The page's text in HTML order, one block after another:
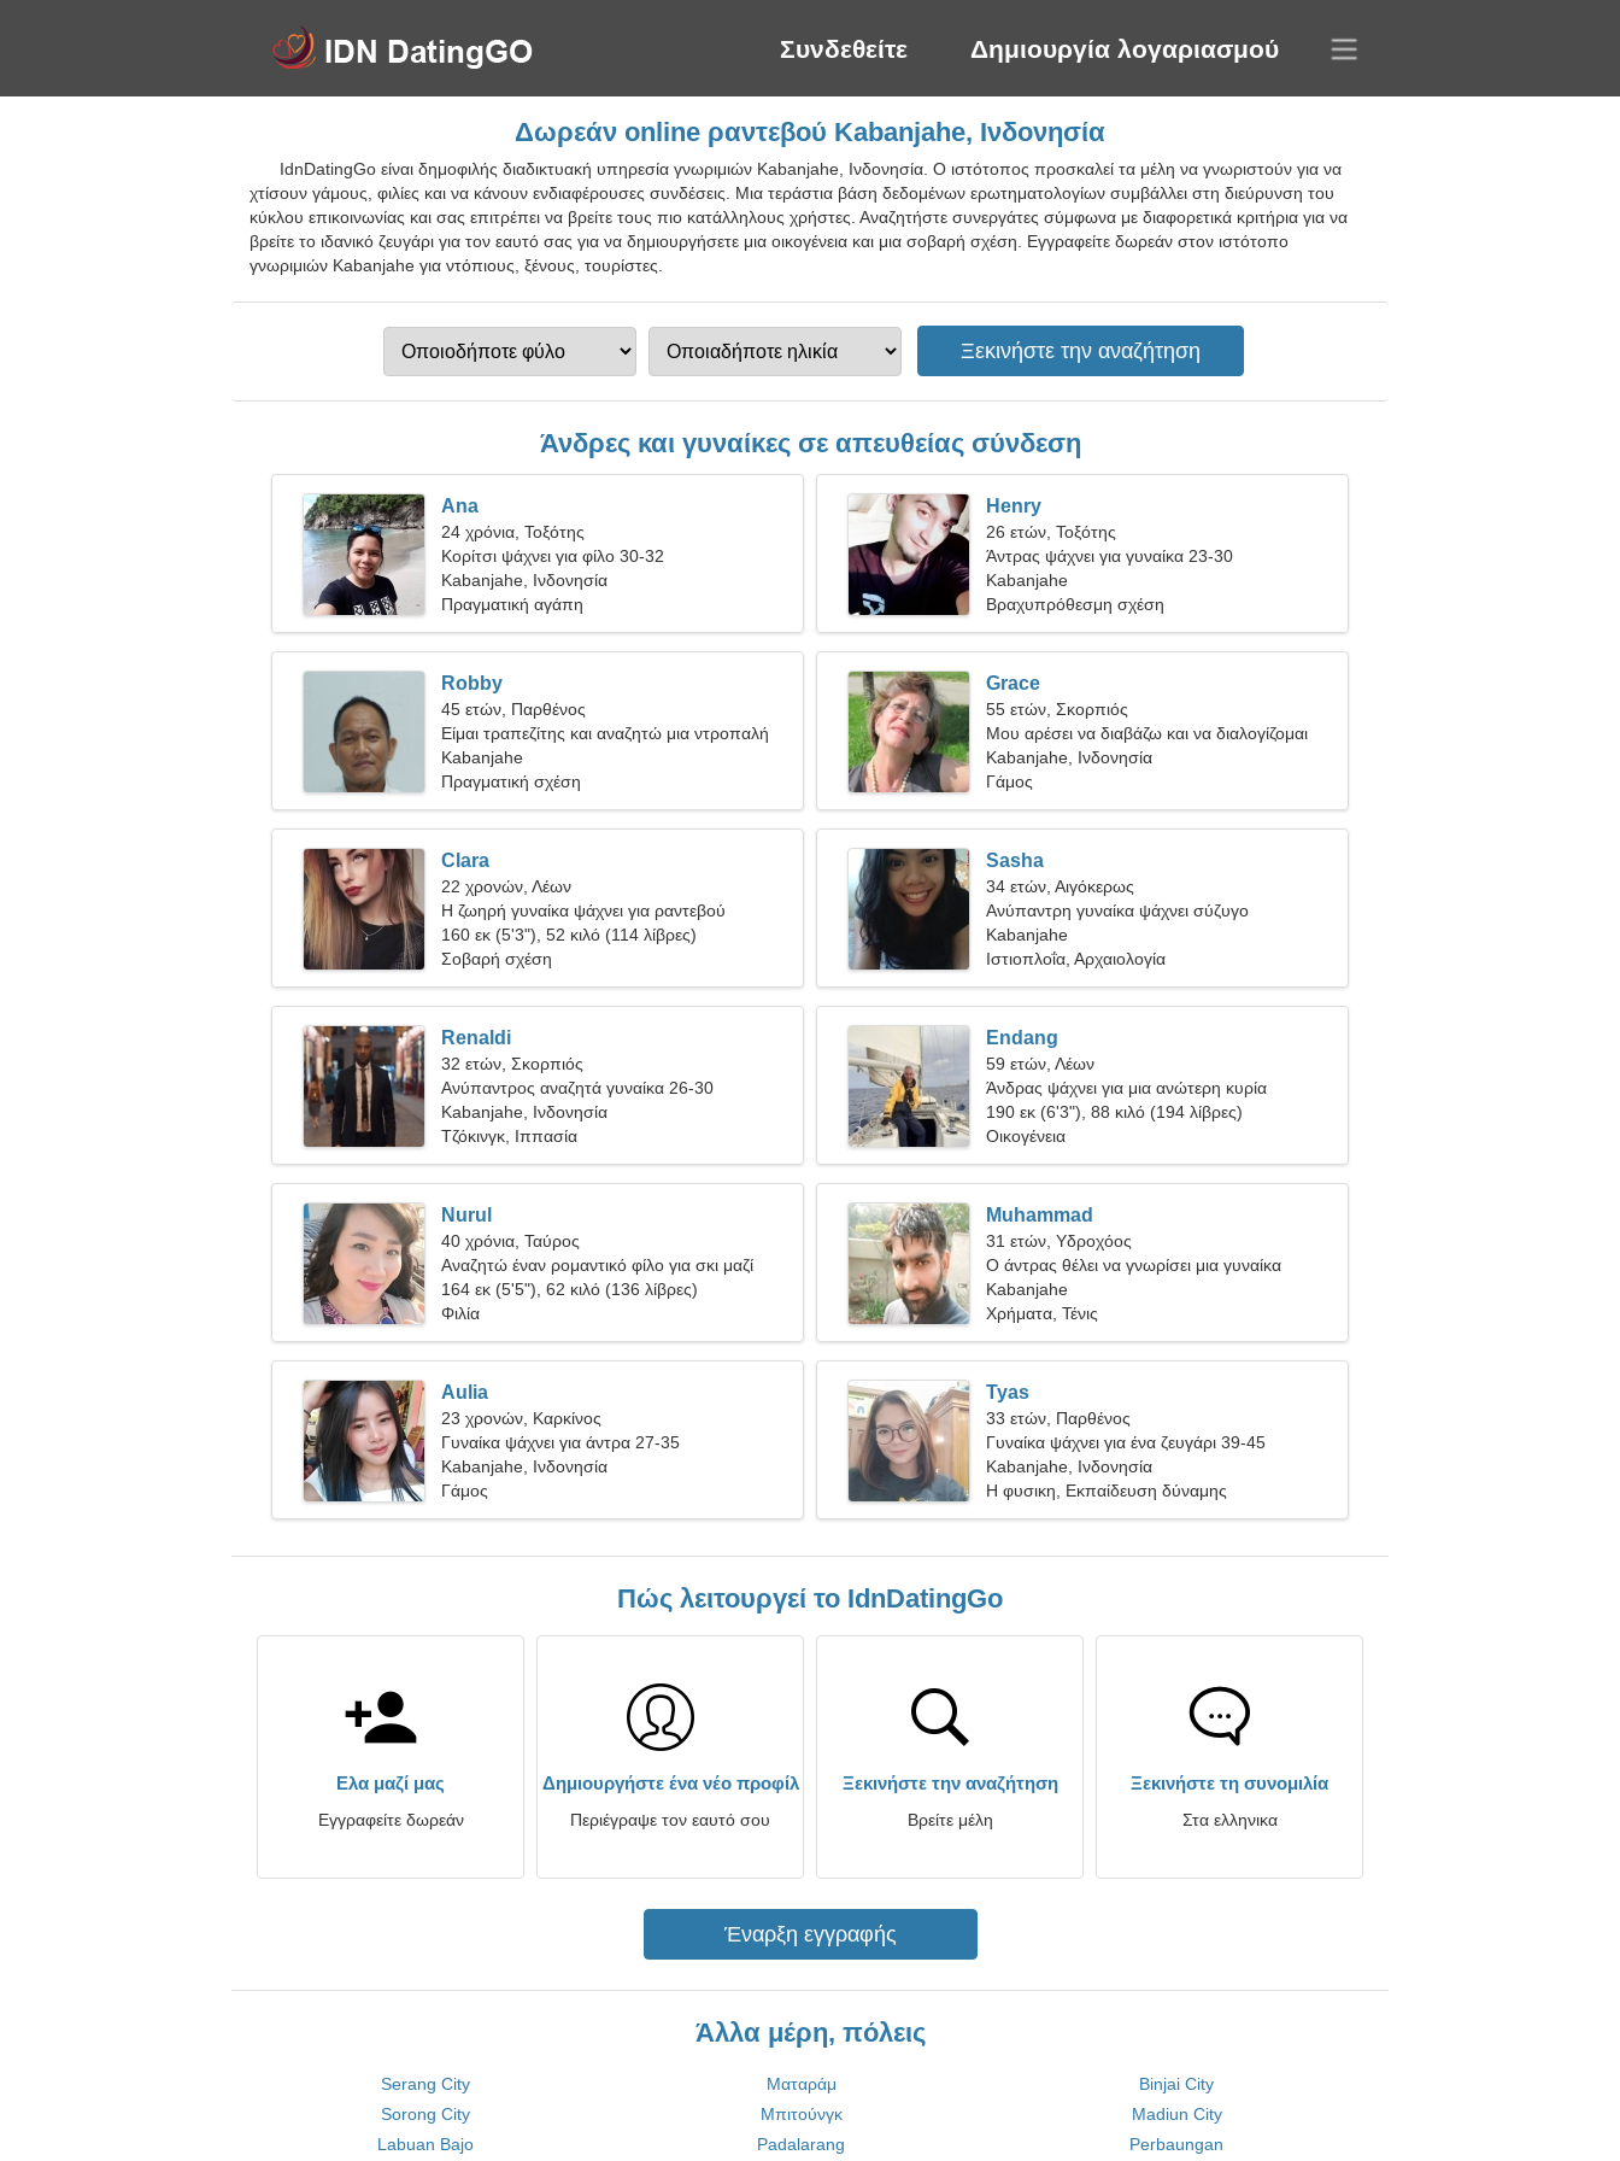
Συνδεθείτε Δημιουργία λογαριασμού
Δωρεάν online ραντεβού Kabanjahe, Ινδονησία
IdnDatingGo είναι δημοφιλής διαδικτυακή υπηρεσία γνωριμιών Kabanjahe, Ινδονησία. Ο ιστότοπος προσκαλεί τα μέλη να γνωριστούν για να
χτίσουν γάμους, φιλίες και να κάνουν ενδιαφέρουσες συνδέσεις. Μια τεράστια βάση δεδομένων ερωτηματολογίων συμβάλλει στη διεύρυνση του
κύκλου επικοινωνίας και σας επιτρέπει να βρείτε τους πιο κατάλληλους χρήστες. Αναζητήστε συνεργάτες σύμφωνα με διαφορετικά κριτήρια για να
βρείτε το ιδανικό ζευγάρι για τον εαυτό σας για να δημιουργήσετε μια οικογένεια και μια σοβαρή σχέση. Εγγραφείτε δωρεάν στον ιστότοπο
γνωριμιών Kabanjahe για ντόπιους, ξένους, τουρίστες.
Άνδρες και γυναίκες σε απευθείας σύνδεση
Ana
24 χρόνια, Τοξότης
Κορίτσι ψάχνει για φίλο 30-32
Kabanjahe, Ινδονησία
Πραγματική αγάπη
Henry
26 ετών, Τοξότης
Άντρας ψάχνει για γυναίκα 23-30
Kabanjahe
Βραχυπρόθεσμη σχέση
Robby
45 ετών, Παρθένος
Είμαι τραπεζίτης και αναζητώ μια ντροπαλή
γυναίκα
Kabanjahe
Πραγματική σχέση
Grace
55 ετών, Σκορπιός
Μου αρέσει να διαβάζω και να διαλογίζομαι
Kabanjahe, Ινδονησία
Γάμος
Clara
22 χρονών, Λέων
Η ζωηρή γυναίκα ψάχνει για ραντεβού
160 εκ (5'3"), 52 κιλό (114 λίβρες)
Σοβαρή σχέση
Sasha
34 ετών, Αιγόκερως
Ανύπαντρη γυναίκα ψάχνει σύζυγο
Kabanjahe
Ιστιοπλοΐα, Αρχαιολογία
Renaldi
32 ετών, Σκορπιός
Ανύπαντρος αναζητά γυναίκα 26-30
Kabanjahe, Ινδονησία
Τζόκινγκ, Ιππασία
Endang
59 ετών, Λέων
Άνδρας ψάχνει για μια ανώτερη κυρία
190 εκ (6'3"), 88 κιλό (194 λίβρες)
Οικογένεια
Nurul
40 χρόνια, Ταύρος
Αναζητώ έναν ρομαντικό φίλο για σκι μαζί
164 εκ (5'5"), 62 κιλό (136 λίβρες)
Φιλία
Muhammad
31 ετών, Υδροχόος
Ο άντρας θέλει να γνωρίσει μια γυναίκα
Kabanjahe
Χρήματα, Τένις
Aulia
23 χρονών, Καρκίνος
Γυναίκα ψάχνει για άντρα 27-35
Kabanjahe, Ινδονησία
Γάμος
Tyas
33 ετών, Παρθένος
Γυναίκα ψάχνει για ένα ζευγάρι 39-45
Kabanjahe, Ινδονησία
Η φυσικη, Εκπαίδευση δύναμης
Πώς λειτουργεί το IdnDatingGo
Ελα μαζί μας
Εγγραφείτε δωρεάν
Δημιουργήστε ένα νέο προφίλ
Περιέγραψε τον εαυτό σου
Ξεκινήστε την αναζήτηση
Βρείτε μέλη
Ξεκινήστε τη συνομιλία
Στα ελληνικα
Έναρξη εγγραφής
Άλλα μέρη, πόλεις
Serang City Ματαράμ
Binjai City
Sorong City
Μπιτούνγκ
Madiun City
Labuan Bajo
Padalarang Perbaungan